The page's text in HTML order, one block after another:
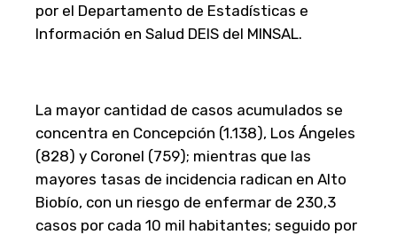
por el Departamento de Estadísticas e
Información en Salud DEIS del MINSAL.
La mayor cantidad de casos acumulados se
concentra en Concepción (1.138), Los Ángeles
(828) y Coronel (759); mientras que las
mayores tasas de incidencia radican en Alto
Biobío, con un riesgo de enfermar de 230,3
casos por cada 10 mil habitantes; seguido por